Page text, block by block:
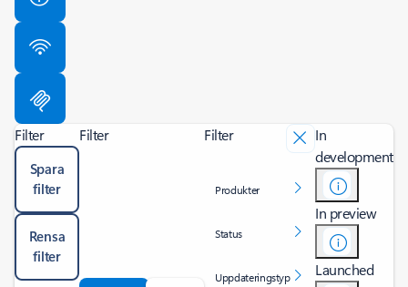
Filter
Spara
filter
Rensa
filter
Filter Filter
Produkter
Status
Uppdateringstyp
In
development
In preview
Launched